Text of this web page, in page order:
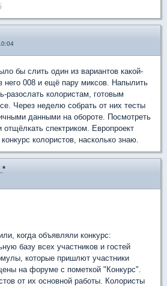
бы слить один из вариантов какой-
него 008 и ещё пару миксов. Напылить
разослать колористам, готовым
Через неделю собрать от них тесты
данными на обороте. Посмотреть
отщёлкать спектриком. Европроект
колористов, насколько знаю.
когда объявляли конкурс:
базу всех участников и гостей
которые пришлют участники
на форуме с пометкой "Конкурс".
от их основной работы. Колористы